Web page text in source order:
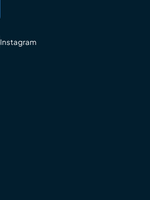
Instagram